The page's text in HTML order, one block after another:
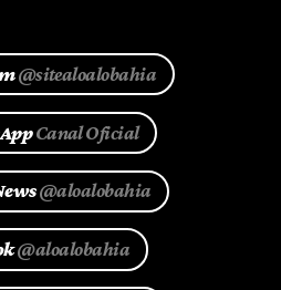
@sitealoalobahia
Canal Oficial
@aloalobahia
@aloalobahia